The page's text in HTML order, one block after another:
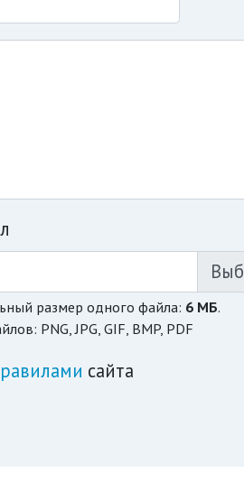
размер одного файла: 6 МБ.
PNG, JPG, GIF, BMP, PDF
сайта